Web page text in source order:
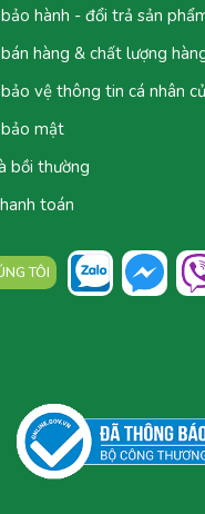
hành - đổi trả sản
hàng & chất lượng
vệ thông tin cá nhân
bảo mật
bồi thường
toán
TÔI